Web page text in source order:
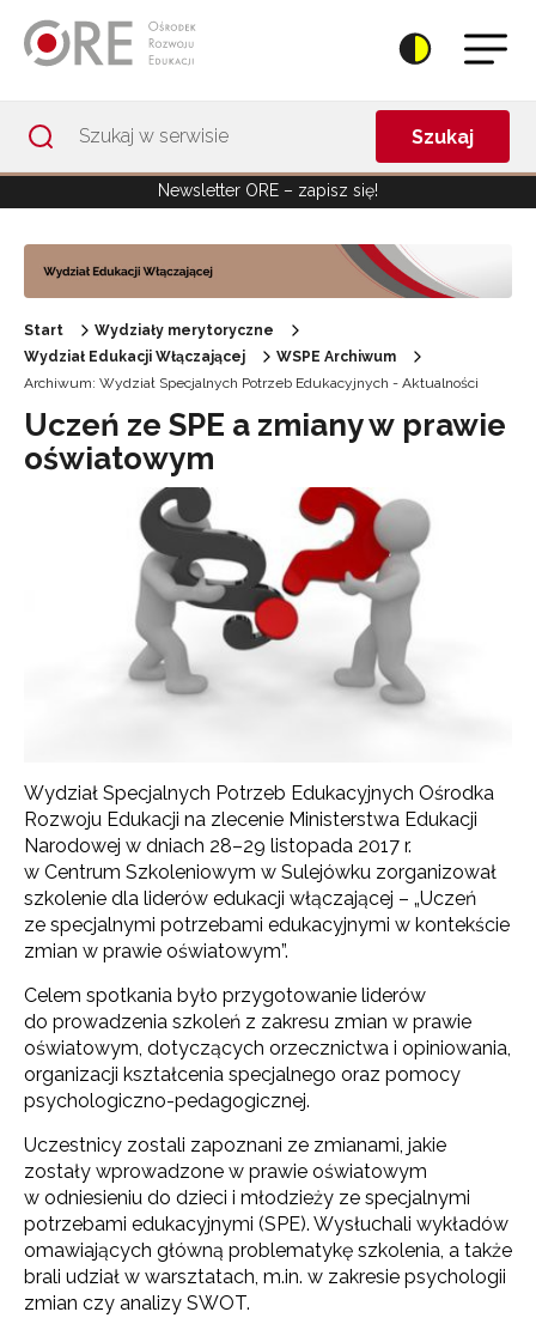
Szukaj
Newsletter ORE – zapisz się!
Start
Wydziały merytoryczne
Wydział Edukacji Włączającej
WSPE Archiwum
Archiwum: Wydział Specjalnych Potrzeb Edukacyjnych - Aktualności
Uczeń ze SPE a zmiany w prawie
oświatowym
Wydział Specjalnych Potrzeb Edukacyjnych Ośrodka
Rozwoju Edukacji na zlecenie Ministerstwa Edukacji
Narodowej w dniach 28–29 listopada 2017 r.
w Centrum Szkoleniowym w Sulejówku zorganizował
szkolenie dla liderów edukacji włączającej – „Uczeń
ze specjalnymi potrzebami edukacyjnymi w kontekście
zmian w prawie oświatowym”.
Celem spotkania było przygotowanie liderów
do prowadzenia szkoleń z zakresu zmian w prawie
oświatowym, dotyczących orzecznictwa i opiniowania,
organizacji kształcenia specjalnego oraz pomocy
psychologiczno-pedagogicznej.
Uczestnicy zostali zapoznani ze zmianami, jakie
zostały wprowadzone w prawie oświatowym
w odniesieniu do dzieci i młodzieży ze specjalnymi
potrzebami edukacyjnymi (SPE). Wysłuchali wykładów
omawiających główną problematykę szkolenia, a także
brali udział w warsztatach, m.in. w zakresie psychologii
zmian czy analizy SWOT.